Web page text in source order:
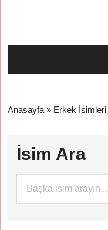
Anasayfa » Erkek İsimleri
İsim Ara